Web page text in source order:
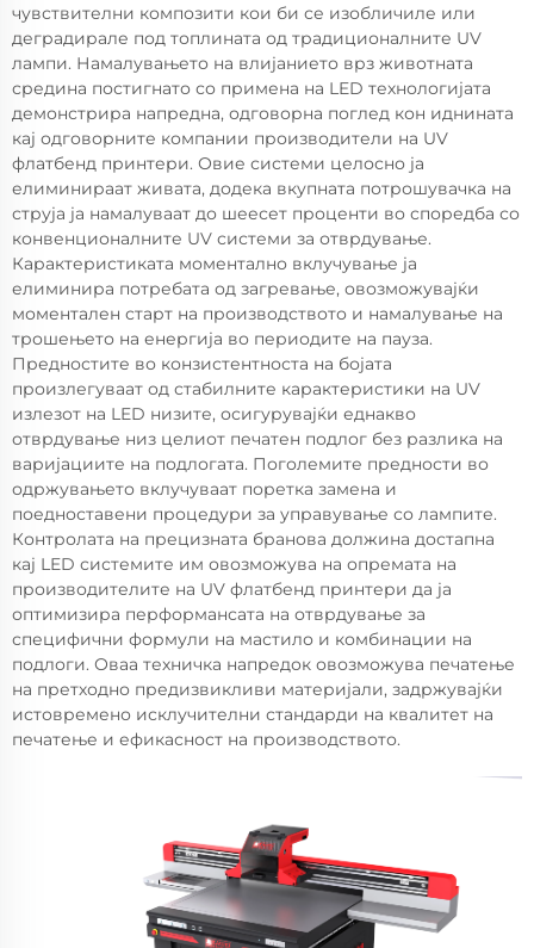
чувствителни композити кои би се изобличиле или
деградирале под топлината од традиционалните UV
лампи. Намалувањето на влијанието врз животната
средина постигнато со примена на LED технологијата
демонстрира напредна, одговорна поглед кон иднината
кај одговорните компании производители на UV
флатбенд принтери. Овие системи целосно ја
елиминираат живата, додека вкупната потрошувачка на
струја ја намалуваат до шеесет проценти во споредба со
конвенционалните UV системи за отврдување.
Карактеристиката моментално вклучување ја
елиминира потребата од загревање, овозможувајќи
моментален старт на производството и намалување на
трошењето на енергија во периодите на пауза.
Предностите во конзистентноста на бојата
произлегуваат од стабилните карактеристики на UV
излезот на LED низите, осигурувајќи еднакво
отврдување низ целиот печатен подлог без разлика на
варијациите на подлогата. Поголемите предности во
одржувањето вклучуваат поретка замена и
поедноставени процедури за управување со лампите.
Контролата на прецизната бранова должина достапна
кај LED системите им овозможува на опремата на
производителите на UV флатбенд принтери да ја
оптимизира перформансата на отврдување за
специфични формули на мастило и комбинации на
подлоги. Оваа техничка напредок овозможува печатење
на претходно предизвикливи материјали, задржувајќи
истовремено исклучителни стандарди на квалитет на
печатење и ефикасност на производството.